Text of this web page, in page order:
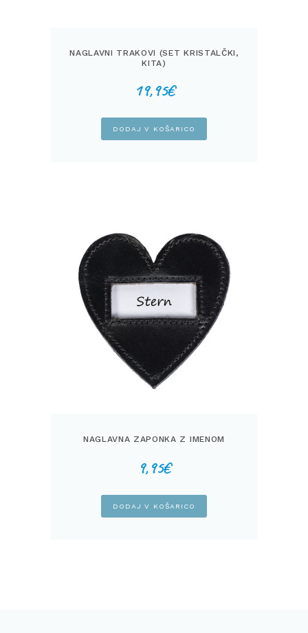
NAGLAVNI TRAKOVI (SET KRISTALČKI,
KITA)
19,95€
DODAJ V KOŠARICO
NAGLAVNA ZAPONKA Z IMENOM
9,95€
DODAJ V KOŠARICO